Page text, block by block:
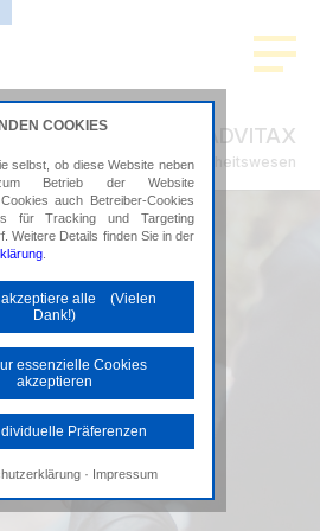
ADVITAX
Steuerberatung im Gesundheitswesen
COOKIES
selbst, ob diese Website neben
Betrieb der Website
auch Betreiber-Cookies
für Tracking und Targeting
Weitere Details finden Sie in der
alle (Vielen
Dank!)
essenzielle Cookies
akzeptieren
Präferenzen
Cookies
sind erforderlich, um die
· Impressum